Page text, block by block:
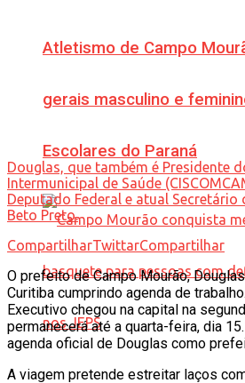
Atletismo de Campo
gerais masculino e
Escolares do Paraná
Douglas, que também é Presidente
Intermunicipal de Saúde
Deputado Federal e atual Secretário
Beto Preto.
CompartilharTwittarCompartilhar
O prefeito de Campo Mourão,
Curitiba cumprindo agenda de
Executivo chegou na capital na
permanecerá até a quarta-feira, dia
agenda oficial de Douglas como
A viagem pretende estreitar laços